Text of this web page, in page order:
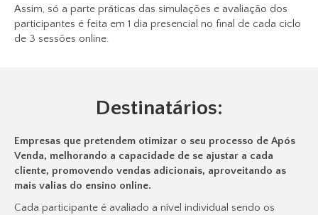
Assim, só a parte práticas das simulações e avaliação dos
participantes é feita em 1 dia presencial no final de cada ciclo
de 3 sessões online.
Destinatários:
Empresas que pretendem otimizar o seu processo de Após
Venda, melhorando a capacidade de se ajustar a cada
cliente, promovendo vendas adicionais, aproveitando as
mais valias do ensino online.
Cada participante é avaliado a nível individual sendo os